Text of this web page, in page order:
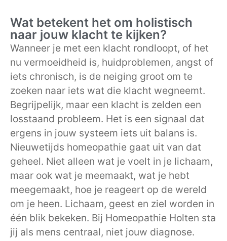
Wat betekent het om holistisch
naar jouw klacht te kijken?
Wanneer je met een klacht rondloopt, of het
nu vermoeidheid is, huidproblemen, angst of
iets chronisch, is de neiging groot om te
zoeken naar iets wat die klacht wegneemt.
Begrijpelijk, maar een klacht is zelden een
losstaand probleem. Het is een signaal dat
ergens in jouw systeem iets uit balans is.
Nieuwetijds homeopathie gaat uit van dat
geheel. Niet alleen wat je voelt in je lichaam,
maar ook wat je meemaakt, wat je hebt
meegemaakt, hoe je reageert op de wereld
om je heen. Lichaam, geest en ziel worden in
één blik bekeken. Bij Homeopathie Holten sta
jij als mens centraal, niet jouw diagnose.